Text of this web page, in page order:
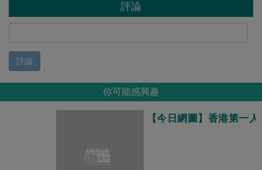
評論
評論
你可能感興趣
【今日網圖】香港第一人